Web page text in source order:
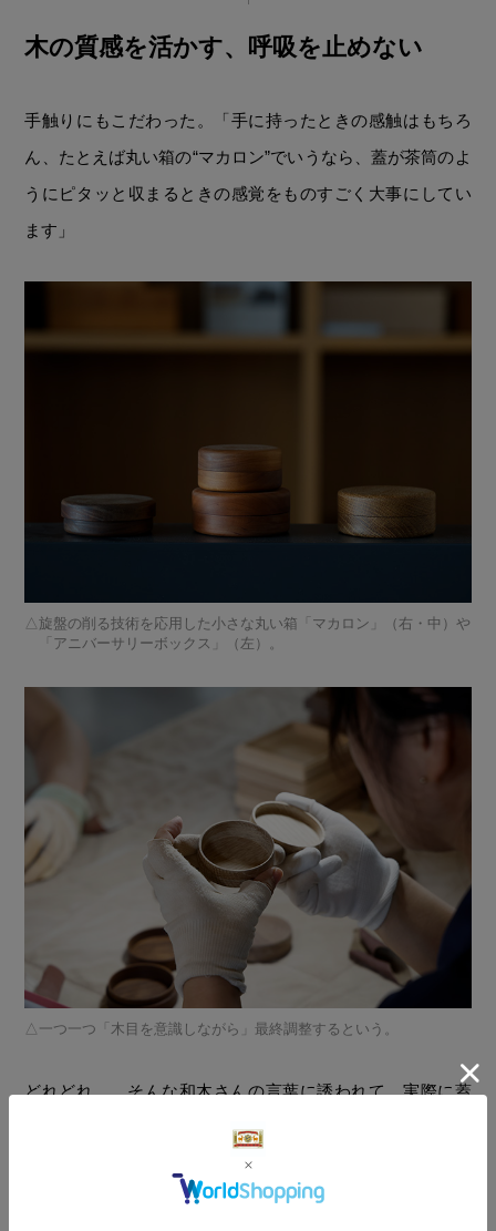
木の質感を活かす、呼吸を止めない
手触りにもこだわった。「手に持ったときの感触はもちろ
ん、たとえば丸い箱の“マカロン”でいうなら、蓋が茶筒のよ
うにピタッと収まるときの感覚をものすごく大事にしてい
ます」
旋盤の削る技術を応用した小さな丸い箱「マカロン」（右・中）や
「アニバーサリーボックス」（左）。
一つ一つ「木目を意識しながら」最終調整するという。
どれどれ……そんな和木さんの言葉に誘われて、実際に蓋
を開け、閉めてみた。あぁ。蓋を閉めるときスッと入っ
て、ピタッとはまる感触がなんとも気持ちいい。それは笑
ってしまうほどに。「木は伸び縮みするので、実はこの調